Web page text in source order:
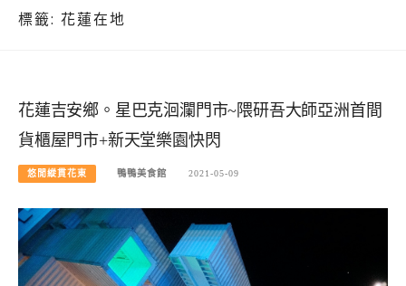
標籤: 花蓮在地
花蓮吉安鄉。星巴克洄瀾門市~隈研吾大師亞洲首間
貨櫃屋門市+新天堂樂園快閃
悠閒縱貫花東 鴨鴨美食館 2021-05-09